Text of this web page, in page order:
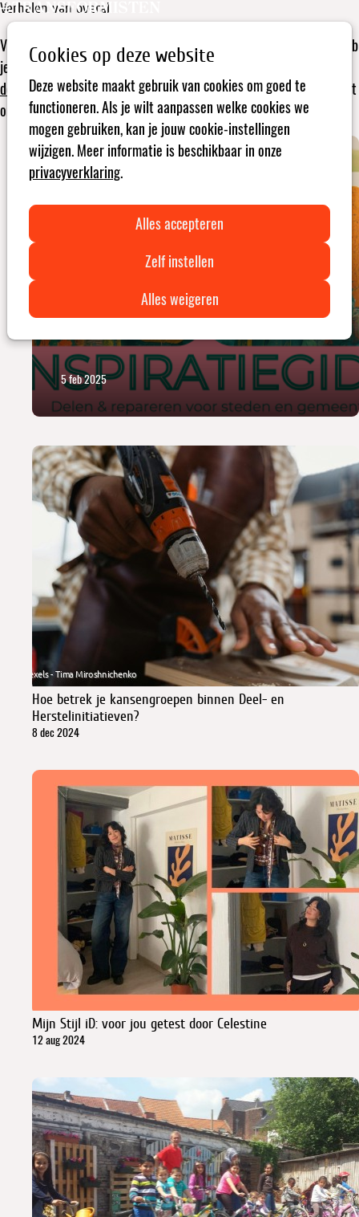
Cookies op deze website
Deze website maakt gebruik van cookies om goed te
functioneren. Als je wilt aanpassen welke cookies we
mogen gebruiken, kan je jouw cookie-instellingen
wijzigen. Meer informatie is beschikbaar in onze
privacyverklaring.
Alles accepteren
Zelf instellen
Alles weigeren
ZoekenOpen
menu
Verhalen van overal
Verhalen van transformisten komen van overal. Je leest ze hier. Heb
je zelf een verhaal? Of je nu eenverteller, verbinder, voorloper,
doorbreker of hervormerbent. Scroll naar beneden en deel het met
ons! Wij bekijken of en hoe het hier een plekje krijgt.
Inspiratiegids: delen en repareren voor steden
5 feb 2025
Hoe betrek je kansengroepen binnen Deel- en
Herstelinitiatieven?
8 dec 2024
Mijn Stijl iD: voor jou getest door Celestine
12 aug 2024